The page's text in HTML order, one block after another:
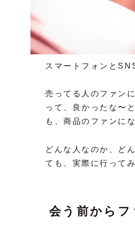
スマートフォンと
売ってる人のファン
って、良かったな〜
も、商品のファンに
どんな人なのか、ど
ても、実際に行って
会う前から